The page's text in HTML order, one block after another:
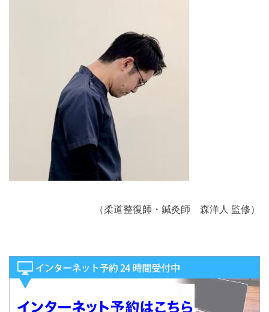
（柔道整復師・鍼灸師 森洋人 監修）